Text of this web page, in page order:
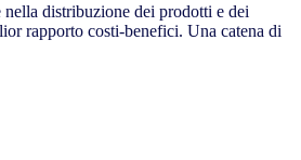
distribuzione dei prodotti e dei
rapporto costi-benefici. Una catena di